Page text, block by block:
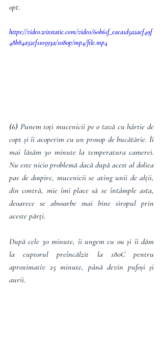
opt.
https://video.wixstatic.com/video/60b61f_eaca1d5a2acf49f
48b84a32cf110593a/1080p/mp4/file.mp4
(6) Punem toți mucenicii pe o tavă cu hârtie de
copt și îi acoperim cu un prosop de bucătărie. Îi
mai lăsăm 30 minute la temperatura camerei.
Nu este nicio problemă dacă după acest al doliea
pas de dospire, mucenicii se ating unii de alții,
din contră, mie îmi place să se întâmple asta,
deoarece se absoarbe mai bine siropul prin
aceste părți.
După cele 30 minute, îi ungem cu ou și îi dăm
la cuptorul preîncălzit la 180C pentru
aproximativ 25 minute, până devin pufoși și
aurii.